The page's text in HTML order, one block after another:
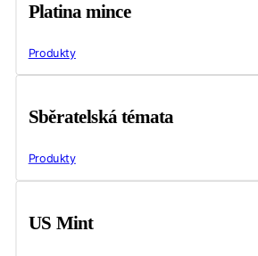
Platina mince
Produkty
Sběratelská témata
Produkty
US Mint